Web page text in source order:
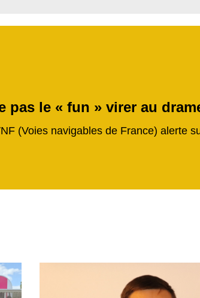
pas le « fun » virer au
(Voies navigables de France) alerte